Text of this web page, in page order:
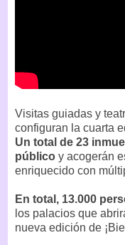
Visitas guiadas y
configuran la cuarta
Un total de 23
público y acogerán
enriquecido con
En total, 13.000
los palacios que
nueva edición de